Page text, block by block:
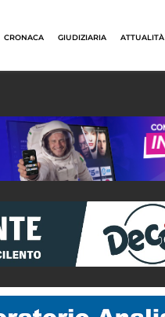
CRONACA GIUDIZIARIA ATTUALITÀ